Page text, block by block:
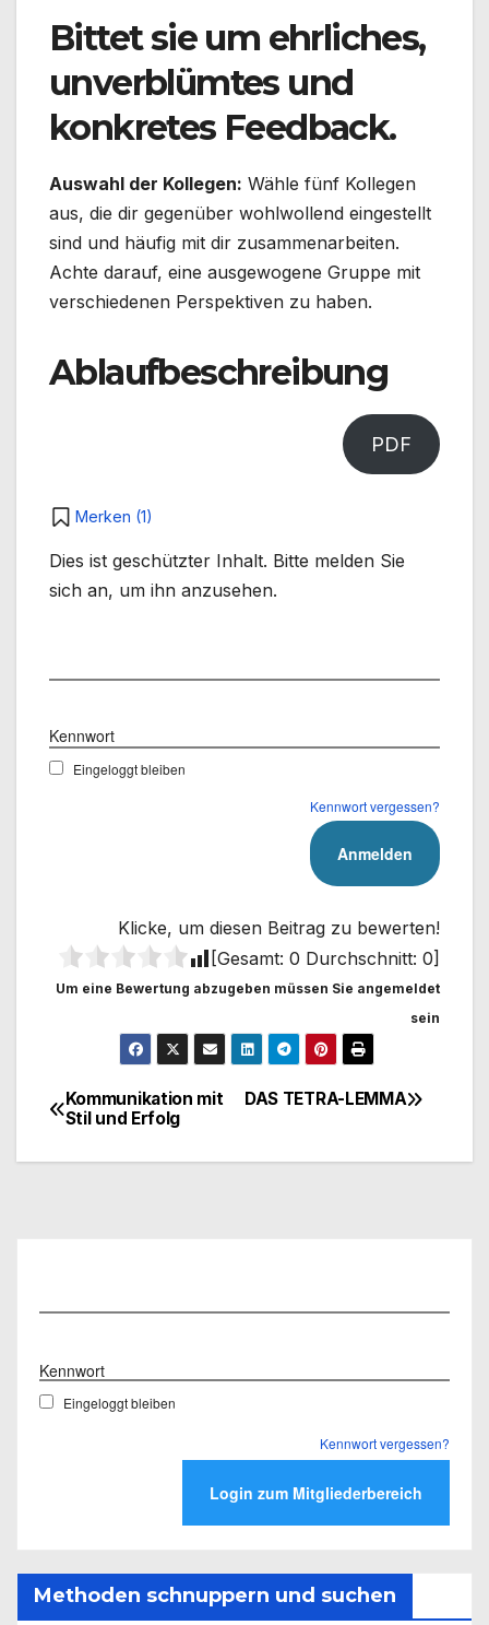
Bittet sie um ehrliches,
unverblümtes und
konkretes Feedback.
Auswahl der Kollegen: Wähle fünf Kollegen
aus, die dir gegenüber wohlwollend eingestellt
sind und häufig mit dir zusammenarbeiten.
Achte darauf, eine ausgewogene Gruppe mit
verschiedenen Perspektiven zu haben.
Ablaufbeschreibung
PDF
Merken (1)
Dies ist geschützter Inhalt. Bitte melden Sie
sich an, um ihn anzusehen.
Kennwort
Eingeloggt bleiben
Kennwort vergessen?
Klicke, um diesen Beitrag zu bewerten!
[Gesamt: 0 Durchschnitt: 0]
Um eine Bewertung abzugeben müssen Sie angemeldet
sein
Beitragsnavigation
DAS TETRA-LEMMA
Kommunikation mit
Stil und Erfolg
Kennwort
Eingeloggt bleiben
Kennwort vergessen?
Methoden schnuppern und suchen